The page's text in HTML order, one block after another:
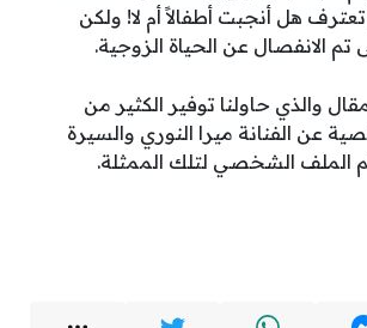
تعترف هل أنجبت أطفالاً أم لا! ولكن
تم الانفصال عن الحياة الزوجية.
والذي حاولنا توفير الكثير من
عن الفنانة ميرا النوري والسيرة
الملف الشخصي لتلك الممثلة.